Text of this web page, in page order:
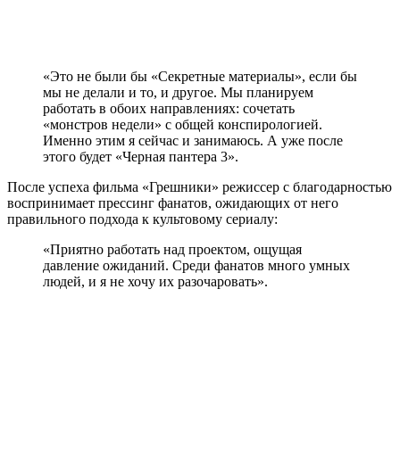
«Это не были бы «Секретные материалы», если бы
мы не делали и то, и другое. Мы планируем
работать в обоих направлениях: сочетать
«монстров недели» с общей конспирологией.
Именно этим я сейчас и занимаюсь. А уже после
этого будет «Черная пантера 3».
После успеха фильма «Грешники» режиссер с благодарностью
воспринимает прессинг фанатов, ожидающих от него
правильного подхода к культовому сериалу:
«Приятно работать над проектом, ощущая
давление ожиданий. Среди фанатов много умных
людей, и я не хочу их разочаровать».